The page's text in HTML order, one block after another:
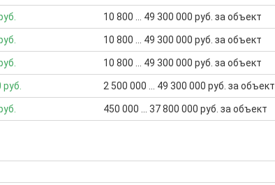
10 800 ... 49 300 000 руб. за объект
10 800 ... 49 300 000 руб. за объект
10 800 ... 49 300 000 руб. за объект
2 500 000 ... 49 300 000 руб. за объект
450 000 ... 37 800 000 руб. за объект